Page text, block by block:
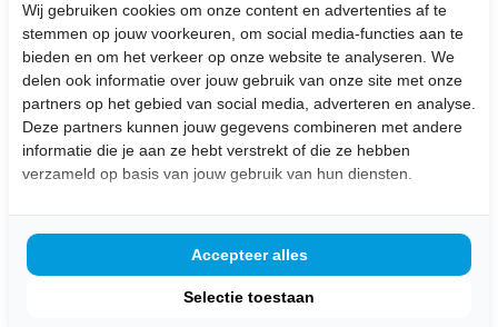
voorbeelden zien en bespreken hoe we jouw ideale tafelpoten
kunnen maken.
Houten tafelpoten
Afmetingen: Op maat te maken
Bekijk de afbeeldingen
Vanaf € 250,- per set
Stel hier je vraag over dit product:
Wij gebruiken cookies om onze content en advertenties af te
stemmen op jouw voorkeuren, om social media-functies aan te
bieden en om het verkeer op onze website te analyseren. We
delen ook informatie over jouw gebruik van onze site met onze
partners op het gebied van social media, adverteren en analyse.
Deze partners kunnen jouw gegevens combineren met andere
informatie die je aan ze hebt verstrekt of die ze hebben
verzameld op basis van jouw gebruik van hun diensten.
Selectie toestaan
Accepteer alles